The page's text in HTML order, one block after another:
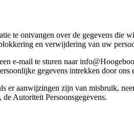
te ontvangen over de gegevens die
en verwijdering van uw
e-mail te sturen naar
gegevens intrekken door ons
er aanwijzingen zijn van misbruik,
Autoriteit Persoonsgegevens.